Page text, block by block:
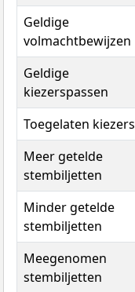
Geldige
volmachtbewijzen
Geldige
kiezerspassen
Toegelaten kiezers
Meer getelde
stembiljetten
Minder getelde
stembiljetten
Meegenomen
stembiljetten